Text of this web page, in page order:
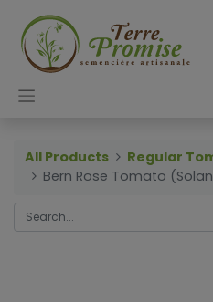
All Products
Regular
Bern Rose Tomato